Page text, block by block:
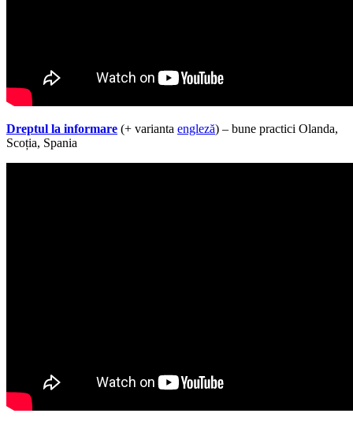
Dreptul la informare (+ varianta engleză) – bune practici Olanda,
Scoția, Spania